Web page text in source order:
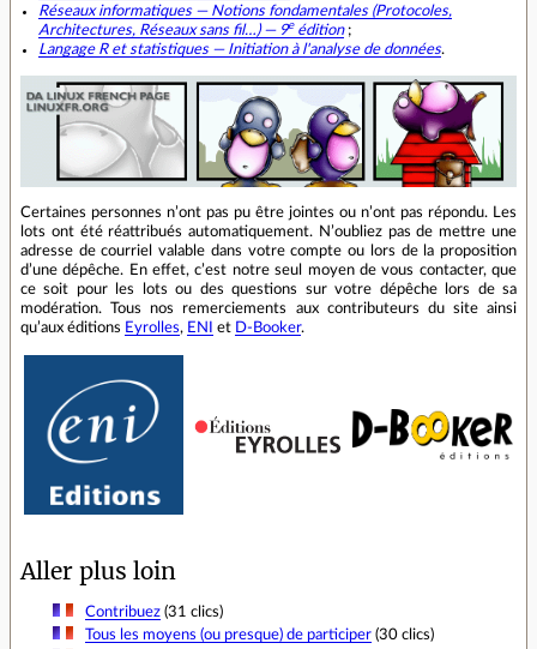
Réseaux informatiques — Notions fondamentales (Protocoles,
Architectures, Réseaux sans fil…) — 9eédition;
Langage R et statistiques — Initiation à l'analyse de données.
Certaines personnes n’ont pas pu être jointes ou n’ont pas répondu. Les
lots ont été réattribués automatiquement. N’oubliez pas de mettre une
adresse de courriel valable dans votre compte ou lors de la proposition
d’une dépêche. En effet, c’est notre seul moyen de vous contacter, que
ce soit pour les lots ou des questions sur votre dépêche lors de sa
modération. Tous nos remerciements aux contributeurs du site ainsi
qu’aux éditions Eyrolles, ENI et D-Booker.
Aller plus loin
Contribuez(31 clics)
Tous les moyens (ou presque) de participer(30 clics)